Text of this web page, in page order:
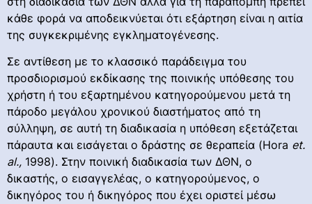
κάθε φορά να αποδεικνύεται ότι εξάρτηση είναι η αιτία
της συγκεκριμένης εγκληματογένεσης.
Σε αντίθεση με το κλασσικό παράδειγμα του
προσδιορισμού εκδίκασης της ποινικής υπόθεσης του
χρήστη ή του εξαρτημένου κατηγορούμενου μετά τη
πάροδο μεγάλου χρονικού διαστήματος από τη
σύλληψη, σε αυτή τη διαδικασία η υπόθεση εξετάζεται
πάραυτα και εισάγεται ο δράστης σε θεραπεία (Hora et.
al., 1998). Στην ποινική διαδικασία των ΔΘΝ, ο
δικαστής, ο εισαγγελέας, ο κατηγορούμενος, ο
δικηγόρος του ή δικηγόρος που έχει οριστεί μέσω